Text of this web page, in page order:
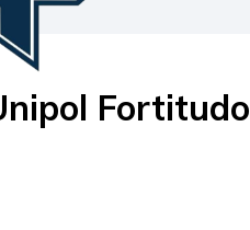
Fortitudo